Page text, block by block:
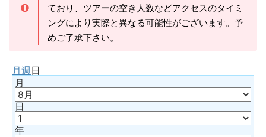
ており、ツアーの空き人数などアクセスのタイミ
ングにより実際と異なる可能性がございます。予
めご了承下さい。
月週 日
月
日
年